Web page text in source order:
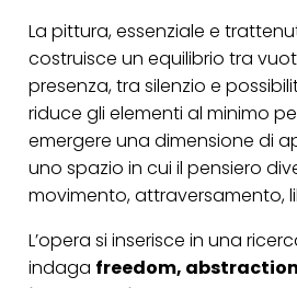
La pittura, essenziale e
costruisce un equilibrio tra
presenza, tra silenzio e
riduce gli elementi al minimo
emergere una dimensione di
uno spazio in cui il pensiero
movimento, attraversamento,
L’opera si inserisce in una
indaga freedom,